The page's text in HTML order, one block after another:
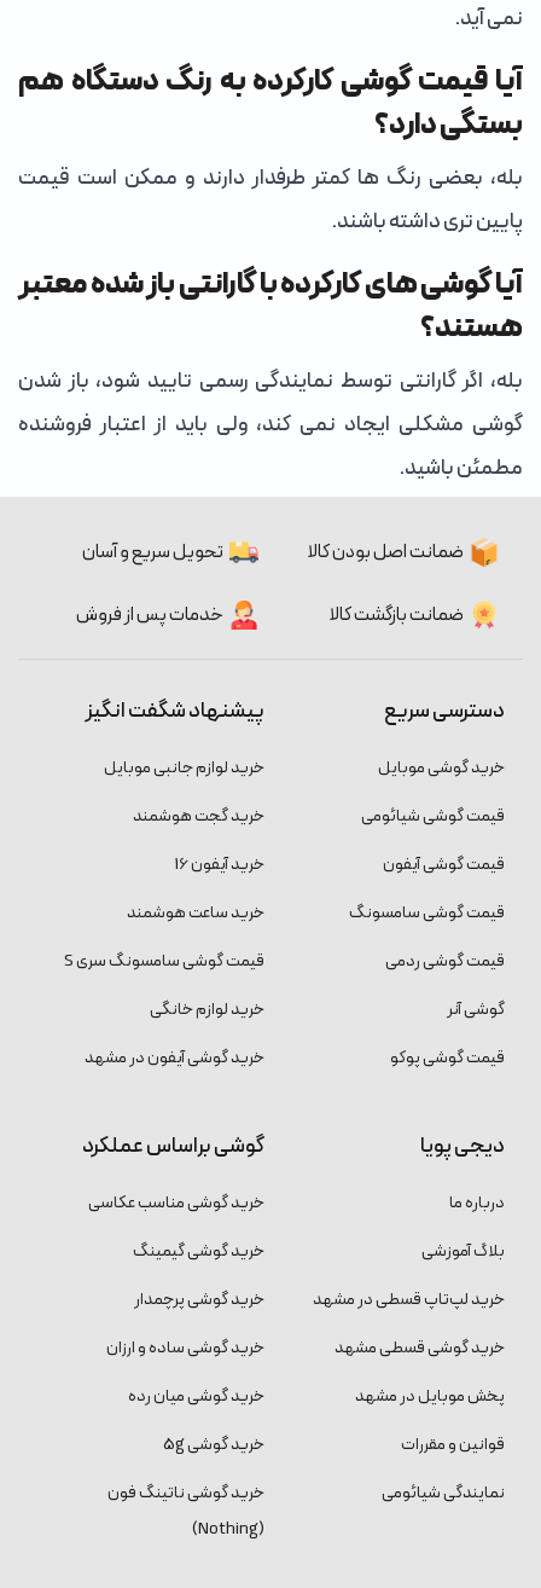
نمی آید.
آیا قیمت گوشی کارکرده به رنگ دستگاه هم
بستگی دارد؟
بله، بعضی رنگ ها کمتر طرفدار دارند و ممکن است قیمت
پایین تری داشته باشند.
آیا گوشی های کارکرده با گارانتی باز شده معتبر
هستند؟
بله، اگر گارانتی توسط نمایندگی رسمی تایید شود، باز شدن
گوشی مشکلی ایجاد نمی کند، ولی باید از اعتبار فروشنده
مطمئن باشید.
ضمانت اصل بودن کالا تحویل سریع و آسان
ضمانت بازگشت کالا خدمات پس از فروش
دسترسی سریع
خرید گوشی موبایل
قیمت گوشی شیائومی
قیمت گوشی آیفون
قیمت گوشی سامسونگ
قیمت گوشی ردمی
گوشی آنر
قیمت گوشی پوکو
پیشنهاد شگفت انگیز
خرید لوازم جانبی موبایل
خرید گجت هوشمند
خرید آیفون 16
خرید ساعت هوشمند
قیمت گوشی سامسونگ سری S
خرید لوازم خانگی
خرید گوشی آیفون در مشهد
دیجی پویا
درباره ما
بلاگ آموزشی
خرید لپ‌تاپ قسطی در مشهد
خرید گوشی قسطی مشهد
پخش موبایل در مشهد
قوانین و مقررات
نمایندگی شیائومی
گوشی براساس عملکرد
خرید گوشی مناسب عکاسی
خرید گوشی گیمینگ
خرید گوشی پرچمدار
خرید گوشی ساده و ارزان
خرید گوشی میان رده
خرید گوشی 5g
خرید گوشی ناتینگ فون
(Nothing)